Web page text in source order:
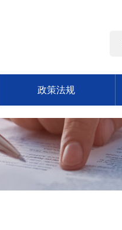
政策法规